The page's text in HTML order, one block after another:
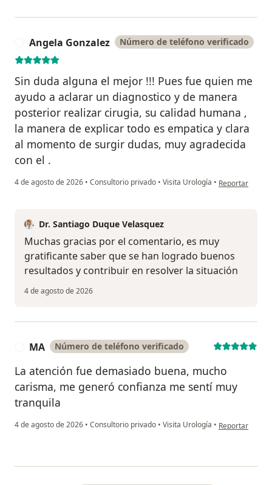
Angela Gonzalez Número de teléfono verificado
Sin duda alguna el mejor !!! Pues fue quien me
ayudo a aclarar un diagnostico y de manera
posterior realizar cirugia, su calidad humana ,
la manera de explicar todo es empatica y clara
al momento de surgir dudas, muy agradecida
con el .
4 de agosto de 2026 • Consultorio privado • Visita Urología • en opinión del
Reportar
Dr. Santiago Duque Velasquez
Muchas gracias por el comentario, es muy
gratificante saber que se han logrado buenos
resultados y contribuir en resolver la situación
4 de agosto de 2026
MA Número de teléfono verificado
La atención fue demasiado buena, mucho
carisma, me generó confianza me sentí muy
tranquila
4 de agosto de 2026 • Consultorio privado • Visita Urología • en opinión del
Reportar